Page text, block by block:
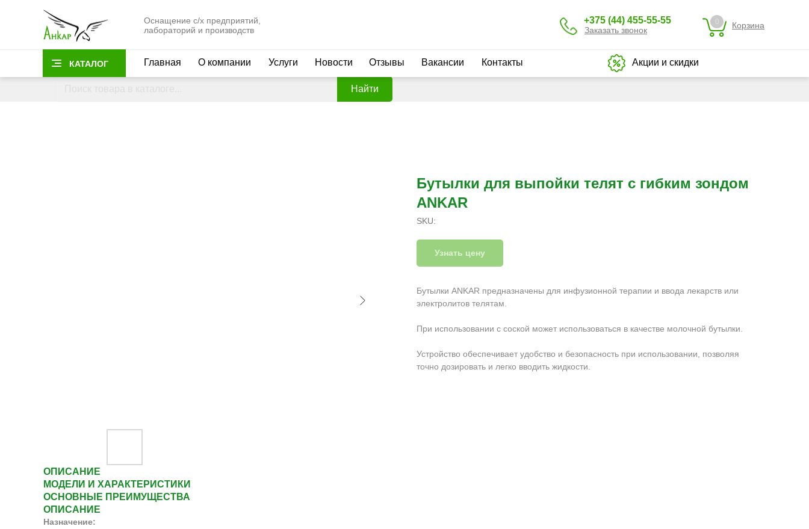
Оснащение с/х предприятий,
лабораторий и производств
+375 (44) 455-55-55
Заказать звонок
КАТАЛОГ Акции и скидки
Главная О компании Услуги Новости Отзывы Вакансии Контакты
Корзина
0
Найти
Бутылки для выпойки телят с гибким зондом
ANKAR
SKU:
Узнать цену
Бутылки ANKAR предназначены для инфузионной терапии и ввода лекарств или
электролитов телятам.
При использовании с соской может использоваться в качестве молочной бутылки.
Устройство обеспечивает удобство и безопасность при использовании, позволяя
точно дозировать и легко вводить жидкости.
ОПИСАНИЕ
МОДЕЛИ И ХАРАКТЕРИСТИКИ
ОСНОВНЫЕ ПРЕИМУЩЕСТВА
ОПИСАНИЕ
Назначение: